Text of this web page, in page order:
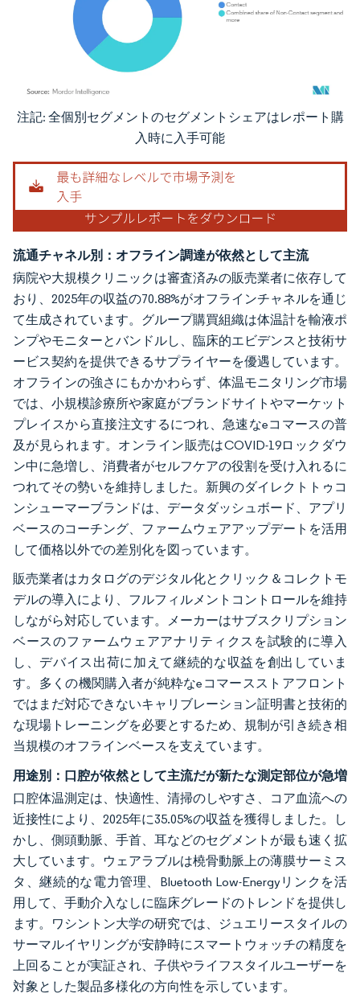
画像 © Mordor Intelligence。再利用にはCC BY 4.0の表示が必要です。
注記: 全個別セグメントのセグメントシェアはレポート購
入時に入手可能
流通チャネル別：オフライン調達が依然として主流
病院や大規模クリニックは審査済みの販売業者に依存して
おり、2025年の収益の70.88%がオフラインチャネルを通じ
て生成されています。グループ購買組織は体温計を輸液ポ
ンプやモニターとバンドルし、臨床的エビデンスと技術サ
ービス契約を提供できるサプライヤーを優遇しています。
オフラインの強さにもかかわらず、体温モニタリング市場
では、小規模診療所や家庭がブランドサイトやマーケット
プレイスから直接注文するにつれ、急速なeコマースの普
及が見られます。オンライン販売はCOVID-19ロックダウ
ン中に急増し、消費者がセルフケアの役割を受け入れるに
つれてその勢いを維持しました。新興のダイレクトトゥコ
ンシューマーブランドは、データダッシュボード、アプリ
ベースのコーチング、ファームウェアアップデートを活用
して価格以外での差別化を図っています。
販売業者はカタログのデジタル化とクリック＆コレクトモ
デルの導入により、フルフィルメントコントロールを維持
しながら対応しています。メーカーはサブスクリプション
ベースのファームウェアアナリティクスを試験的に導入
し、デバイス出荷に加えて継続的な収益を創出していま
す。多くの機関購入者が純粋なeコマースストアフロント
ではまだ対応できないキャリブレーション証明書と技術的
な現場トレーニングを必要とするため、規制が引き続き相
当規模のオフラインベースを支えています。
用途別：口腔が依然として主流だが新たな測定部位が急増
口腔体温測定は、快適性、清掃のしやすさ、コア血流への
近接性により、2025年に35.05%の収益を獲得しました。し
かし、側頭動脈、手首、耳などのセグメントが最も速く拡
大しています。ウェアラブルは橈骨動脈上の薄膜サーミス
タ、継続的な電力管理、Bluetooth Low-Energyリンクを活
用して、手動介入なしに臨床グレードのトレンドを提供し
ます。ワシントン大学の研究では、ジュエリースタイルの
サーマルイヤリングが安静時にスマートウォッチの精度を
上回ることが実証され、子供やライフスタイルユーザーを
対象とした製品多様化の方向性を示しています。